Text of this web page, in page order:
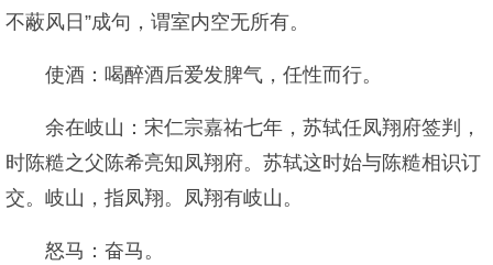
不蔽风日”成句，谓室内空无所有。
使酒：喝醉酒后爱发脾气，任性而行。
余在岐山：宋仁宗嘉祐七年，苏轼任凤翔府签判，
时陈糙之父陈希亮知凤翔府。苏轼这时始与陈糙相识订
交。岐山，指凤翔。凤翔有岐山。
怒马：奋马。